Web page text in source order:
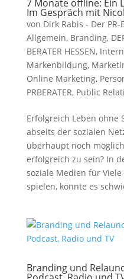
7 Monate offline: Ein
Im Gespräch mit
von Dirk Rabis - Der
Allgemein, Branding,
BERATER HESSEN,
Markenbildung,
Online Marketing,
PRBERATER, Public
Erfolgreich Leben ohne
abseits der sozialen
überhaupt noch
erfolgreich zu sein? In
soziale Medien für
spielen, könnte es
Branding und